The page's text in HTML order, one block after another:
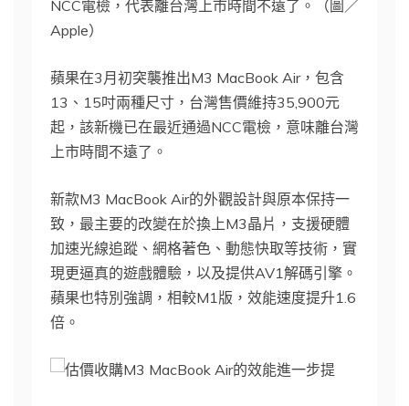
NCC電檢，代表離台灣上市時間不遠了。（圖／
Apple）
蘋果在3月初突襲推出M3 MacBook Air，包含
13、15吋兩種尺寸，台灣售價維持35,900元
起，該新機已在最近通過NCC電檢，意味離台灣
上市時間不遠了。
新款M3 MacBook Air的外觀設計與原本保持一
致，最主要的改變在於換上M3晶片，支援硬體
加速光線追蹤、網格著色、動態快取等技術，實
現更逼真的遊戲體驗，以及提供AV1解碼引擎。
蘋果也特別強調，相較M1版，效能速度提升1.6
倍。
M3 MacBook Air的效能進一步提